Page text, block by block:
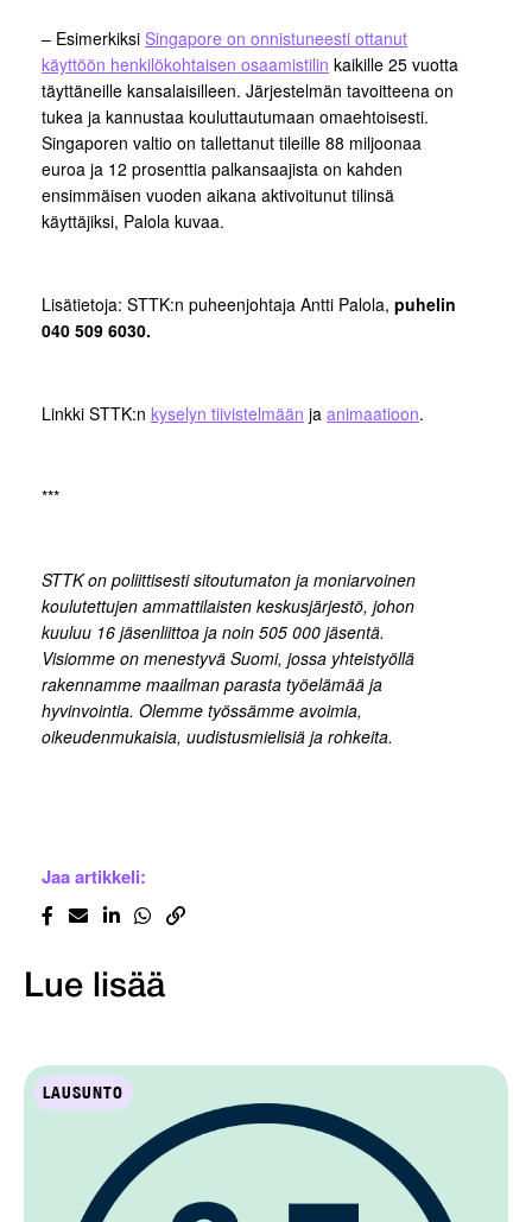
– Esimerkiksi Singapore on onnistuneesti ottanut
käyttöön henkilökohtaisen osaamistilin kaikille 25 vuotta
täyttäneille kansalaisilleen. Järjestelmän tavoitteena on
tukea ja kannustaa kouluttautumaan omaehtoisesti.
Singaporen valtio on tallettanut tileille 88 miljoonaa
euroa ja 12 prosenttia palkansaajista on kahden
ensimmäisen vuoden aikana aktivoitunut tilinsä
käyttäjiksi, Palola kuvaa.
Lisätietoja: STTK:n puheenjohtaja Antti Palola, puhelin
040 509 6030.
Linkki STTK:n kyselyn tiivistelmään ja animaatioon.
***
STTK on poliittisesti sitoutumaton ja moniarvoinen
koulutettujen ammattilaisten keskusjärjestö, johon
kuuluu 16 jäsenliittoa ja noin 505 000 jäsentä.
Visiomme on menestyvä Suomi, jossa yhteistyöllä
rakennamme maailman parasta työelämää ja
hyvinvointia. Olemme työssämme avoimia,
oikeudenmukaisia, uudistusmielisiä ja rohkeita.
Jaa artikkeli:
Lue lisää
LAUSUNTO